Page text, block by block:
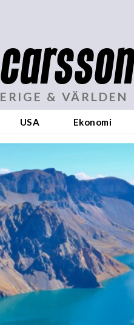
& VÄRLDEN
USA Ekonomi